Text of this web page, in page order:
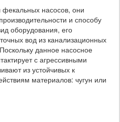
насосов, они
и способу
оборудования, его
вод из канализационных
данное насосное
с агрессивными
из устойчивых к
материалов: чугун или